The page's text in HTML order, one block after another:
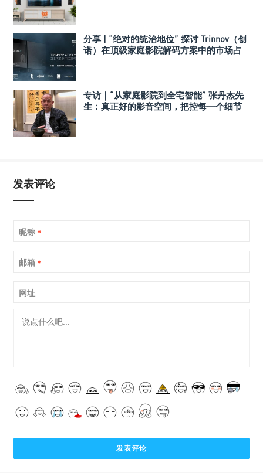
分享 | “绝对的统治地位” 探讨 Trinnov（创
诺）在顶级家庭影院解码方案中的市场占
专访｜“从家庭影院到全宅智能” 张丹杰先
生：真正好的影音空间，把控每一个细节
发表评论
昵称 *
邮箱 *
网址